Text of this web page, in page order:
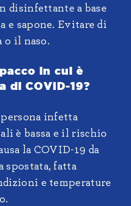
disinfettante a base
e sapone. Evitare di
o il naso.
in cui è
di COVID-19?
infetta
è bassa e il rischio
la COVID-19 da
spostata, fatta
e temperature